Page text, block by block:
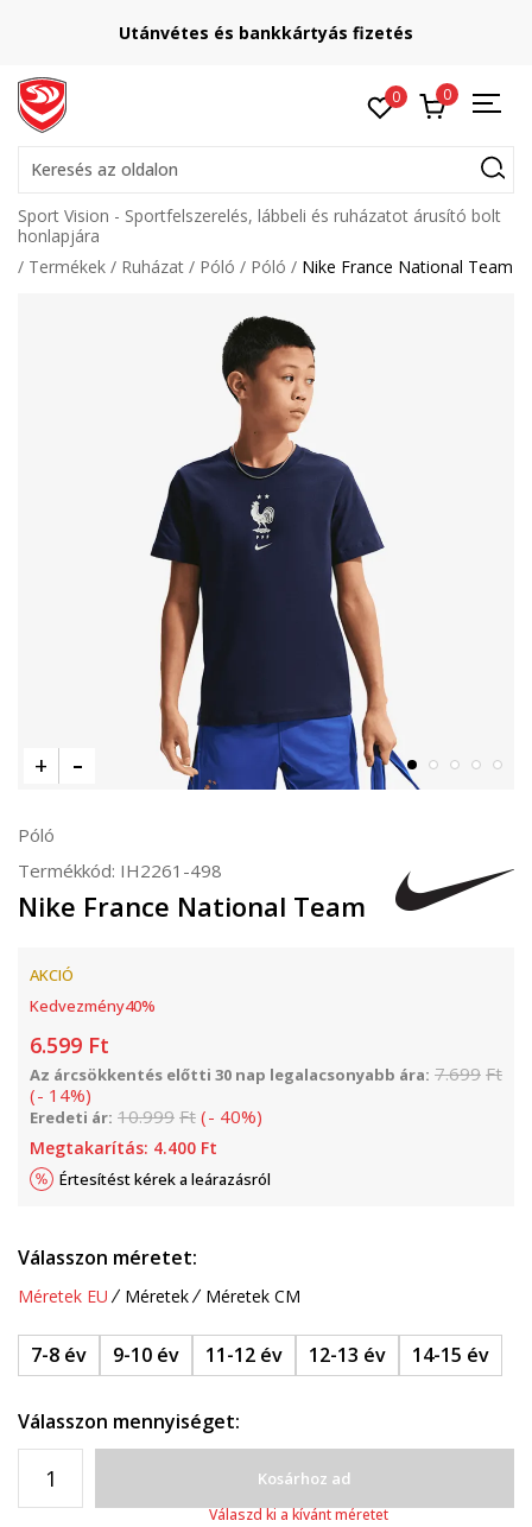
Utánvétes és bankkártyás fizetés
0 0
Keresés az oldalon
Sport Vision - Sportfelszerelés, lábbeli és ruházatot árusító bolt
honlapjára
Termékek
Ruházat Póló Póló Nike France National Team
Póló
Termékkód: IH2261-498
Nike France National Team
AKCIÓ
Kedvezmény40%
6.599 Ft
Az árcsökkentés előtti 30 nap legalacsonyabb ára: 7.699 Ft
(- 14%)
Eredeti ár: 10.999 Ft (- 40%)
Megtakarítás: 4.400 Ft
Értesítést kérek a leárazásról
Válasszon méretet:
Méretek EU Méretek Méretek CM
7-8 év 9-10 év 11-12 év 12-13 év 14-15 év
Válasszon mennyiséget:
Kosárhoz ad
Válaszd ki a kívánt méretet